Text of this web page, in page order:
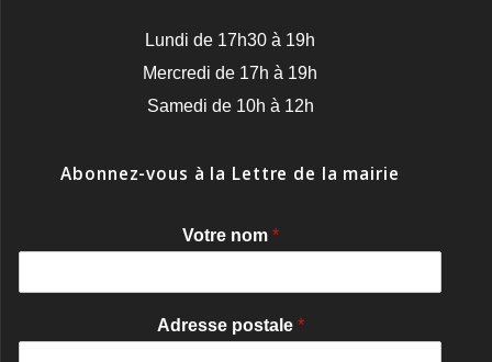
Lundi de 17h30 à 19h
Mercredi de 17h à 19h
Samedi de 10h à 12h
Abonnez-vous à la Lettre de la mairie
Votre nom *
Adresse postale *